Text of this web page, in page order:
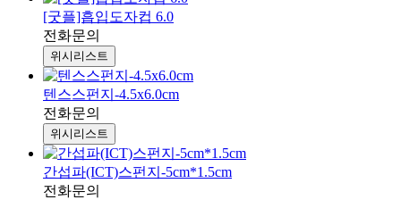
[굿플]흡입도자컵 6.0
전화문의
위시리스트
텐스스펀지-4.5x6.0cm
전화문의
위시리스트
간섭파(ICT)스펀지-5cm*1.5cm
전화문의